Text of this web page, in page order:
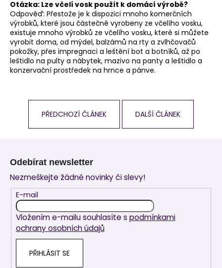
Otázka: Lze včelí vosk použít k domácí výrobě?
Odpověď: Přestože je k dispozici mnoho komerčních
výrobků, které jsou částečně vyrobeny ze včelího vosku,
existuje mnoho výrobků ze včelího vosku, které si můžete
vyrobit doma, od mýdel, balzámů na rty a zvlhčovačů
pokožky, přes impregnaci a leštění bot a botníků, až po
leštidlo na pulty a nábytek, mazivo na panty a leštidlo a
konzervační prostředek na hrnce a pánve.
PŘEDCHOZÍ ČLÁNEK DALŠÍ ČLÁNEK
Odebírat newsletter
Nezmeškejte žádné novinky či slevy!
E-mail
Vložením e-mailu souhlasíte s podmínkami
ochrany osobních údajů
PŘIHLÁSIT SE